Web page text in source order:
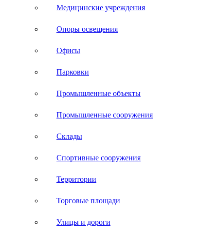
Медицинские учреждения
Опоры освещения
Офисы
Парковки
Промышленные объекты
Промышленные сооружения
Склады
Спортивные сооружения
Территории
Торговые площади
Улицы и дороги